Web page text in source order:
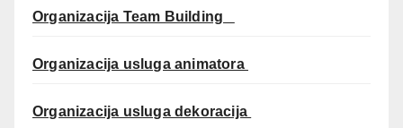
Organizacija Team Building
Organizacija usluga animatora
Organizacija usluga dekoracija